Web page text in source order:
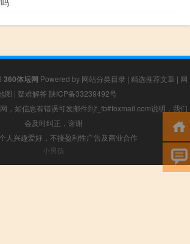
360体坛网 Powered by 网站分类目录 | 精选推荐文章 | 网
图 | 疑难解答 陕ICP备33239492号
，如信息有错误可发邮件到f_fb#foxmail.com说明，我们
会及时纠正，谢谢
人兴趣爱好，不接盈利性广告及商业合作
小男孩